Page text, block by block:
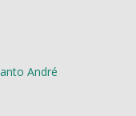
André